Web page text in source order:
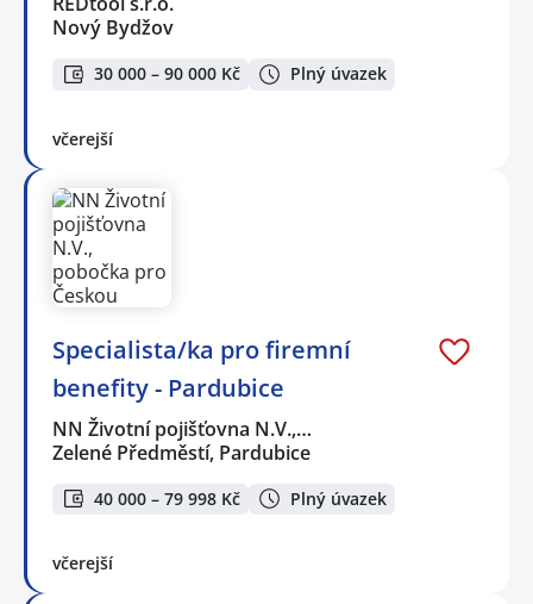
Nový Bydžov
30 000 – 90 000 Kč Plný úvazek
včerejší
Specialista/ka pro firemní
benefity - Pardubice
NN Životní pojišťovna N.V.,…
Zelené Předměstí, Pardubice
40 000 – 79 998 Kč Plný úvazek
včerejší